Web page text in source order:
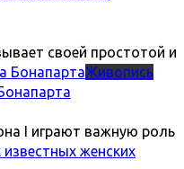
своей простотой и
Живопись
I играют важную роль